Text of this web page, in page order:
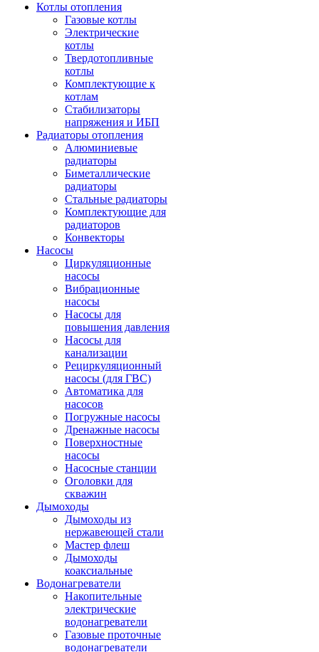
Котлы отопления
Газовые котлы
Электрические
котлы
Твердотопливные
котлы
Комплектующие к
котлам
Стабилизаторы
напряжения и ИБП
Радиаторы отопления
Алюминиевые
радиаторы
Биметаллические
радиаторы
Стальные радиаторы
Комплектующие для
радиаторов
Конвекторы
Насосы
Циркуляционные
насосы
Вибрационные
насосы
Насосы для
повышения давления
Насосы для
канализации
Рециркуляционный
насосы (для ГВС)
Автоматика для
насосов
Погружные насосы
Дренажные насосы
Поверхностные
насосы
Насосные станции
Оголовки для
скважин
Дымоходы
Дымоходы из
нержавеющей стали
Мастер флеш
Дымоходы
коаксиальные
Водонагреватели
Накопительные
электрические
водонагреватели
Газовые проточные
водонагреватели